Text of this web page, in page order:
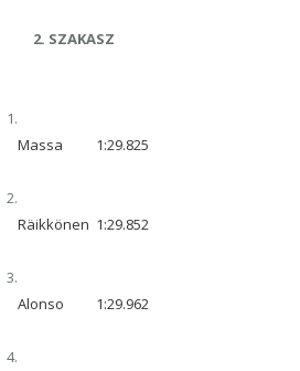
2. SZAKASZ
1.
Massa
1:29.825
2.
Räikkönen 1:29.852
3.
Alonso
1:29.962
4.